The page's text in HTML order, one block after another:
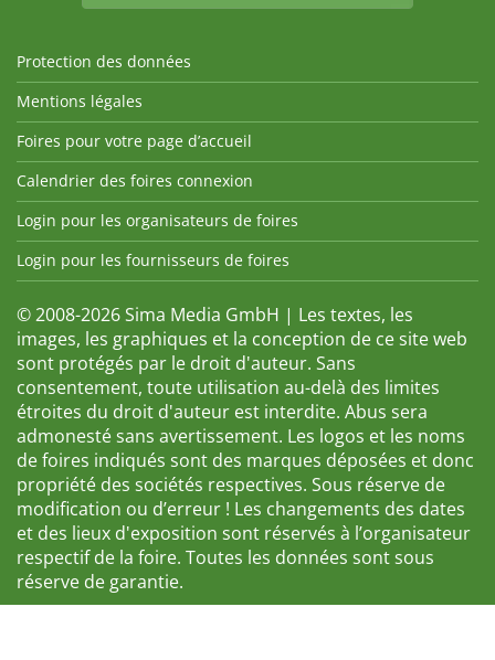
Protection des données
Mentions légales
Foires pour votre page d’accueil
Calendrier des foires connexion
Login pour les organisateurs de foires
Login pour les fournisseurs de foires
© 2008-2026 Sima Media GmbH | Les textes, les
images, les graphiques et la conception de ce site web
sont protégés par le droit d'auteur. Sans
consentement, toute utilisation au-delà des limites
étroites du droit d'auteur est interdite. Abus sera
admonesté sans avertissement. Les logos et les noms
de foires indiqués sont des marques déposées et donc
propriété des sociétés respectives. Sous réserve de
modification ou d’erreur ! Les changements des dates
et des lieux d'exposition sont réservés à l’organisateur
respectif de la foire. Toutes les données sont sous
réserve de garantie.